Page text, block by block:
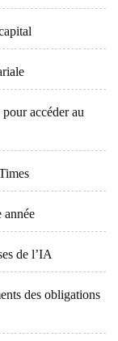
accéder au
année
de l’IA
des obligations